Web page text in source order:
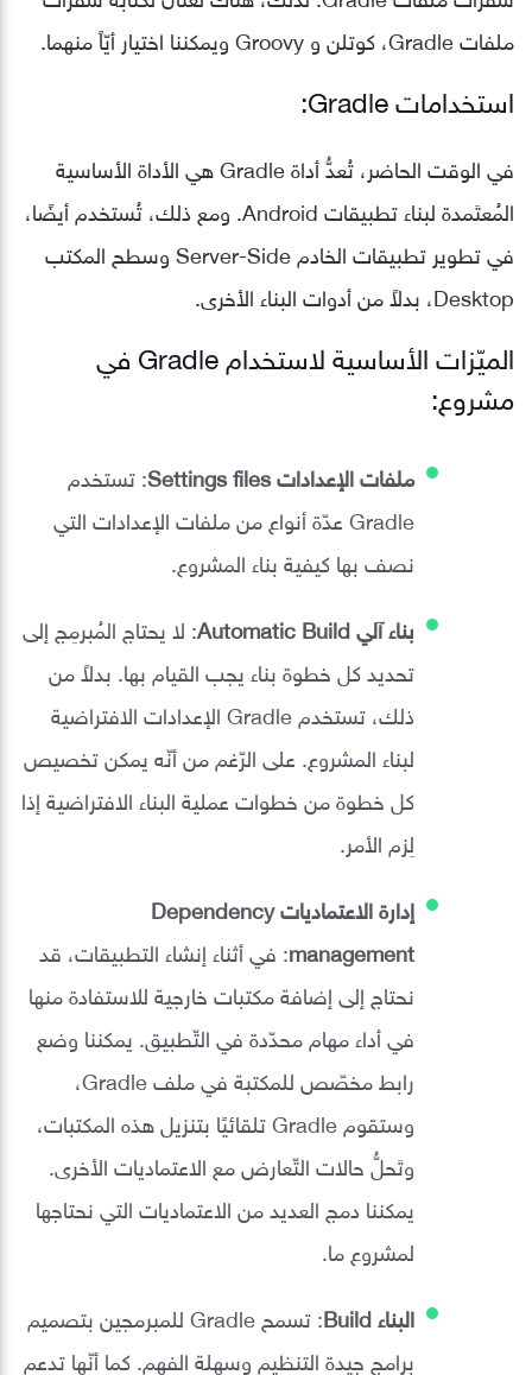
ملفات Gradle، كوتلن و Groovy ويمكننا اختيار أيّاً منهما.
استخدامات Gradle:
في الوقت الحاضر، تُعدُّ أداة Gradle هي الأداة الأساسية
المُعتَمدة لبناء تطبيقات Android. ومع ذلك، تُستخدم أيضًا،
في تطوير تطبيقات الخادم Server-Side وسطح المكتب
Desktop، بدلاً من أدوات البناء الأخرى.
الميّزات الأساسية لاستخدام Gradle في
مشروع:
ملفات الإعدادات Settings files
: تستخدم
Gradle عدّة أنواع من ملفات الإعدادات التي
نصف بها كيفية بناء المشروع.
بناء آلي Automatic Build
: لا يحتاج المُبرمِج إلى
تحديد كل خطوة بناء يجب القيام بها. بدلاً من
ذلك، تستخدم Gradle الإعدادات الافتراضية
لبناء المشروع. على الرّغم من أنّه يمكن تخصيص
كل خطوة من خطوات عملية البناء الافتراضية إذا
لِزم الأمر.
إدارة الاعتماديات Dependency
management: في أثناء إنشاء التطبيقات، قد
نحتاج إلى إضافة مكتبات خارجية للاستفادة منها
في أداء مهام محدّدة في التّطبيق. يمكننا وضع
رابط مخصّص للمكتبة في ملف Gradle،
وستقوم Gradle تلقائيًا بتنزيل هذه المكتبات،
وتَحلُّ حالات التّعارض مع الاعتماديات الأخرى.
يمكننا دمج العديد من الاعتماديات التي نحتاجها
لمشروع ما.
البناء Build
: تسمح Gradle للمبرمجين بتصميم
برامج جيدة التنظيم وسهلة الفهم. كما أنّها تدعم